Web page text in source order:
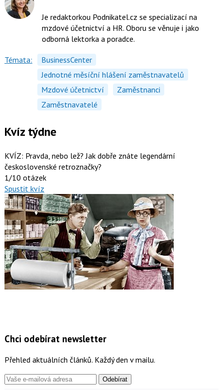
Je redaktorkou Podnikatel.cz se specializací na
mzdové účetnictví a HR. Oboru se věnuje i jako
odborná lektorka a poradce.
Témata:
BusinessCenter
Jednotné měsíční hlášení zaměstnavatelů
Mzdové účetnictví
Zaměstnanci
Zaměstnavatelé
Kvíz týdne
KVÍZ: Pravda, nebo lež? Jak dobře znáte legendární
československé retroznačky?
1/10 otázek
Spustit kvíz
Chci odebírat newsletter
Přehled aktuálních článků. Každý den v mailu.